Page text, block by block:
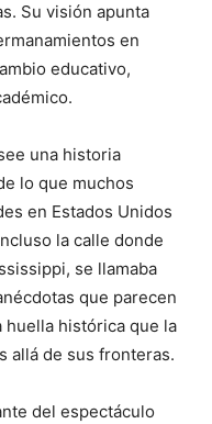
Su visión apunta
en
educativo,
una historia
lo que muchos
en Estados Unidos
la calle donde
se llamaba
que parecen
histórica que la
allá de sus fronteras.
del espectáculo